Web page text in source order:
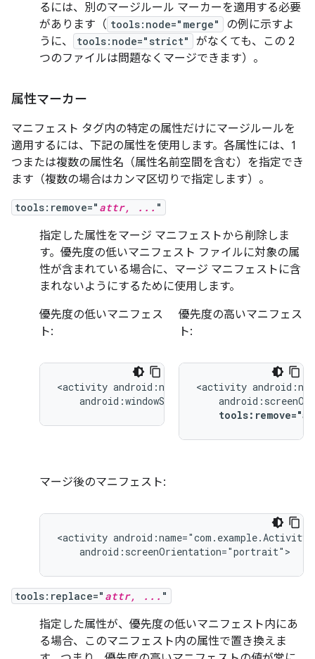
るには、別のマージルール マーカーを適用する必要
があります（ tools:node="merge"
の例に示すよ
うに、
tools:node="strict"
がなくても、この 2
つのファイルは問題なくマージできます）。
属性マーカー
マニフェスト タグ内の特定の属性だけにマージルールを
適用するには、下記の属性を使用します。各属性には、1
つまたは複数の属性名（属性名前空間を含む）を指定でき
ます（複数の場合はカンマ区切りで指定します）。
tools:remove=" attr, ... "
指定した属性をマージ マニフェストから削除しま
す。優先度の低いマニフェスト ファイルに対象の属
性が含まれている場合に、マージ マニフェストに含
まれないようにするために使用します。
優先度の低いマニフェス
ト:
<activity
優先度の高いマニフェス
ト:
<activity
マージ後のマニフェスト:
<activity
android:screenOrientation="portrait">
tools:replace=" attr, ... "
指定した属性が、優先度の低いマニフェスト内にあ
る場合、このマニフェスト内の属性で置き換えま